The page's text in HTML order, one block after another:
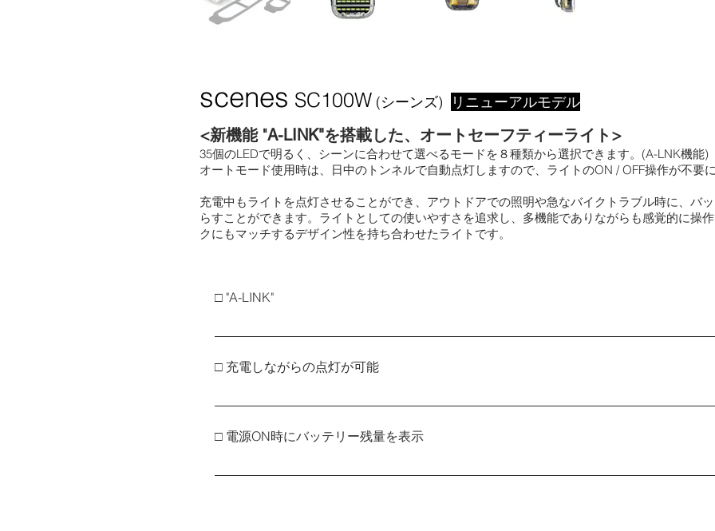
scenes SC100W (シーンズ) リニューアルモデル
<新機能 "A-LINK"を搭載した、オートセーフティーライト>
35個のLEDで明るく、シーンに合わせて選べるモードを８種類から選択できます。(A-LNK機能)
オートモード使用時は、日中のトンネルで自動点灯しますので、ライトのON / OFF操作が不要
充電中もライトを点灯させることができ、アウトドアでの照明や急なバイクトラブル時に、バ
らすことができます。ライトとしての使いやすさを追求し、多機能でありながらも感覚的に操
クにもマッチするデザイン性を持ち合わせたライトです。
□ "A-LINK"
ライトの電源がONの状態でボタンをダブルクリックすると、オート4モードと常時点灯(点滅
□ 充電しながらの点灯が可能
モバイルバッテリーなどを接続し、充電しながらライトを点灯することができます。ロング
□ 電源ON時にバッテリー残量を表示
ライトの電源を入れる際にバッテリー残量を2秒間表示します。 〈表示方法〉LEDの光る数(